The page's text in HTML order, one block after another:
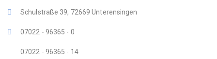
Schulstraße 39, 72669 Unterensingen
07022 - 96365 - 0
07022 - 96365 - 14